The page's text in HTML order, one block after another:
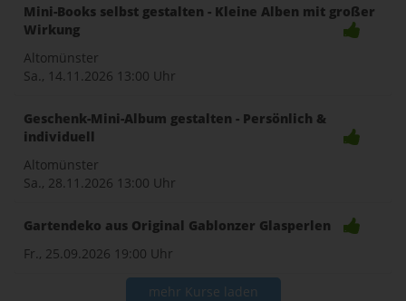
Mini-Books selbst gestalten - Kleine Alben mit großer
Wirkung
Altomünster
Sa., 14.11.2026 13:00 Uhr
Geschenk-Mini-Album gestalten - Persönlich &
individuell
Altomünster
Sa., 28.11.2026 13:00 Uhr
Gartendeko aus Original Gablonzer Glasperlen
Fr., 25.09.2026 19:00 Uhr
mehr Kurse laden